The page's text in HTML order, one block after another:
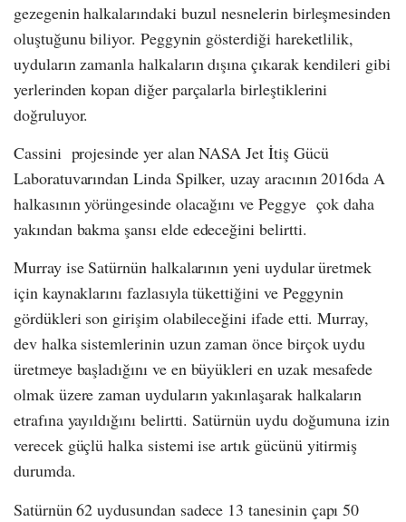
gezegenin halkalarındaki buzul nesnelerin birleşmesinden
oluştuğunu biliyor. Peggynin gösterdiği hareketlilik,
uyduların zamanla halkaların dışına çıkarak kendileri gibi
yerlerinden kopan diğer parçalarla birleştiklerini
doğruluyor.
Cassini projesinde yer alan NASA Jet İtiş Gücü
Laboratuvarından Linda Spilker, uzay aracının 2016da A
halkasının yörüngesinde olacağını ve Peggye çok daha
yakından bakma şansı elde edeceğini belirtti.
Murray ise Satürnün halkalarının yeni uydular üretmek
için kaynaklarını fazlasıyla tükettiğini ve Peggynin
gördükleri son girişim olabileceğini ifade etti. Murray,
dev halka sistemlerinin uzun zaman önce birçok uydu
üretmeye başladığını ve en büyükleri en uzak mesafede
olmak üzere zaman uyduların yakınlaşarak halkaların
etrafına yayıldığını belirtti. Satürnün uydu doğumuna izin
verecek güçlü halka sistemi ise artık gücünü yitirmiş
durumda.
Satürnün 62 uydusundan sadece 13 tanesinin çapı 50